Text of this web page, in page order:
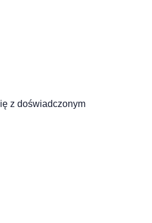
z doświadczonym